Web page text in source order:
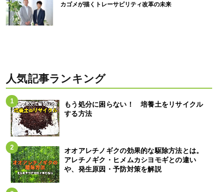
カゴメが描くトレーサビリティ改革の未来
人気記事ランキング
もう処分に困らない！ 培養土をリサイクル
する方法
オオアレチノギクの効果的な駆除方法とは。
アレチノギク・ヒメムカシヨモギとの違い
や、発生原因・予防対策を解説